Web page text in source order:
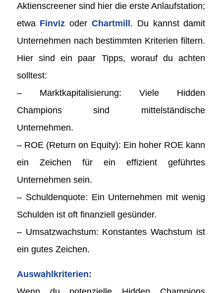
Aktienscreener sind hier die erste Anlaufstation;
etwa Finviz oderChartmill. Du kannst damit
Unternehmen nach bestimmten Kriterien filtern.
Hier sind ein paar Tipps, worauf du achten
solltest:
– Marktkapitalisierung: Viele Hidden
Champions sind mittelständische
Unternehmen.
– ROE (Return on Equity): Ein hoher ROE kann
ein Zeichen für ein effizient geführtes
Unternehmen sein.
– Schuldenquote: Ein Unternehmen mit wenig
Schulden ist oft finanziell gesünder.
– Umsatzwachstum: Konstantes Wachstum ist
ein gutes Zeichen.
Auswahlkriterien: